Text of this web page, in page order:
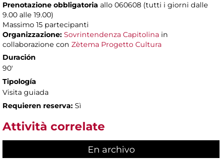
Prenotazione obbligatoria allo 060608 (tutti i giorni dalle
9.00 alle 19.00)
Massimo 15 partecipanti
Organizzazione: Sovrintendenza Capitolina in
collaborazione con Zètema Progetto Cultura
Duración
90'
Tipología
Visita guiada
Requieren reserva: Sì
Attività correlate
En archivo